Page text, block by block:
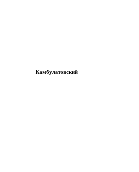
Камбулатовский